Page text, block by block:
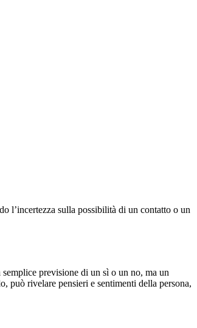
l’incertezza sulla possibilità di un contatto o un
previsione di un sì o un no, ma un
può rivelare pensieri e sentimenti della persona,